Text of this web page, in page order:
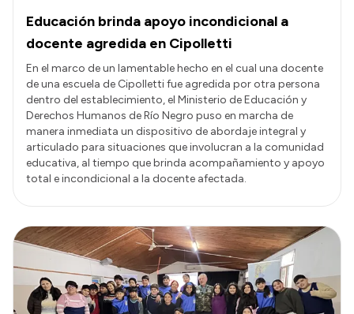
Educación brinda apoyo incondicional a
docente agredida en Cipolletti
En el marco de un lamentable hecho en el cual una docente
de una escuela de Cipolletti fue agredida por otra persona
dentro del establecimiento, el Ministerio de Educación y
Derechos Humanos de Río Negro puso en marcha de
manera inmediata un dispositivo de abordaje integral y
articulado para situaciones que involucran a la comunidad
educativa, al tiempo que brinda acompañamiento y apoyo
total e incondicional a la docente afectada.